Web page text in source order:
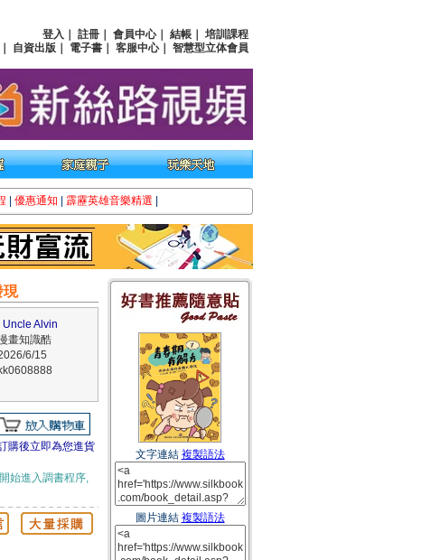
登入 註冊 會員中心｜ 結帳
培訓課程
自資出版 電子書 客服中心｜ 智慧型立体會員
優惠通知 霹靂英雄音樂精選
現
Uncle Alvin
畫知識酷
6/15
購後立即為您進貨
始進入調書程序,
文字連結 複製語法
圖片連結 複製語法